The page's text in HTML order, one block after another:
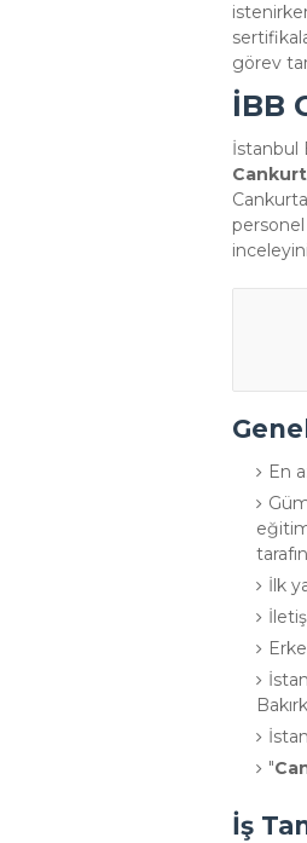
görev
İBB
İstanbul
personel
En
İlk
"
İş